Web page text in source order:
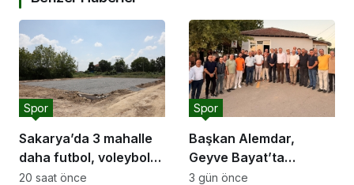
Sakarya’da 3 mahalle
daha futbol, voleybol
ve basketbol sahasına
Spor
20 saat önce
Başkan Alemdar,
Geyve Bayat’ta
hemşehrileriyle
Spor
3 gün önce